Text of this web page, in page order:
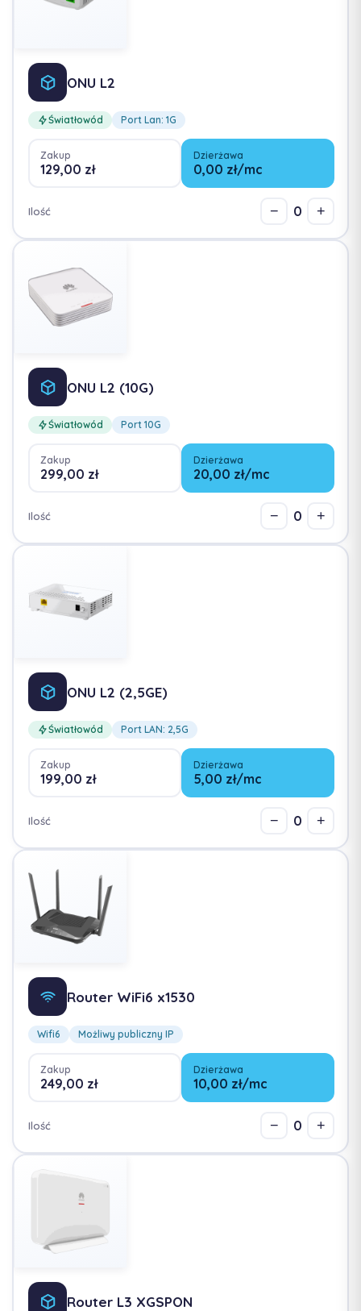
ONU L2
Światłowód Port Lan: 1G
Zakup
129,00 zł
Dzierżawa
0,00 zł/mc
Ilość − 0 +
ONU L2 (10G)
Światłowód Port 10G
Zakup
299,00 zł
Dzierżawa
20,00 zł/mc
Ilość − 0 +
ONU L2 (2,5GE)
Światłowód Port LAN: 2,5G
Zakup
199,00 zł
Dzierżawa
5,00 zł/mc
Ilość − 0 +
Router WiFi6 x1530
Wifi6 Możliwy publiczny IP
Zakup
249,00 zł
Dzierżawa
10,00 zł/mc
Ilość − 0 +
Router L3 XGSPON